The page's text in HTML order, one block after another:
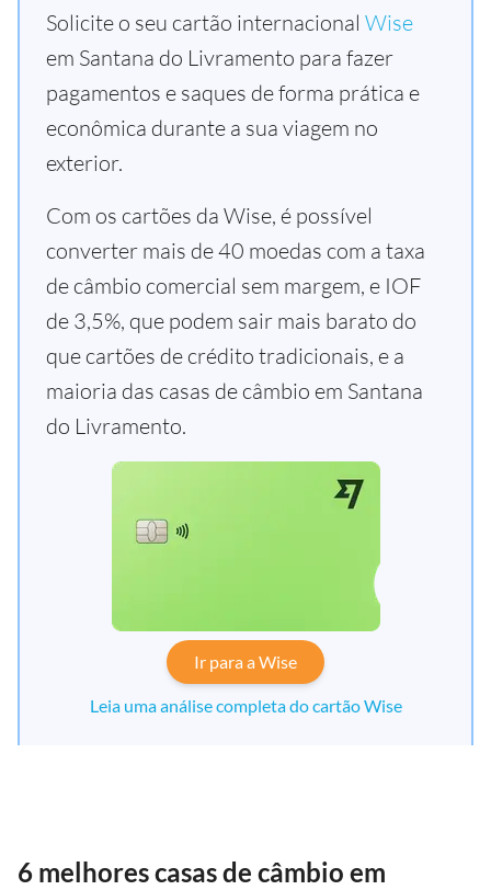
Solicite o seu cartão internacional Wise
em Santana do Livramento para fazer
pagamentos e saques de forma prática e
econômica durante a sua viagem no
exterior.
Com os cartões da Wise, é possível
converter mais de 40 moedas com a taxa
de câmbio comercial sem margem, e IOF
de 3,5%, que podem sair mais barato do
que cartões de crédito tradicionais, e a
maioria das casas de câmbio em Santana
do Livramento.
Ir para a Wise
Leia uma análise completa do cartão Wise
6 melhores casas de câmbio em